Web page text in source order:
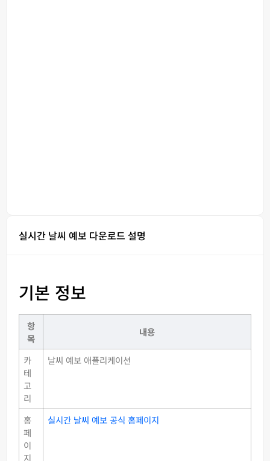
실시간 날씨 예보 다운로드 설명
기본 정보
항
목
내용
카
테
고
리
날씨 예보 애플리케이션
홈
페
이
지
실시간 날씨 예보 공식 홈페이지